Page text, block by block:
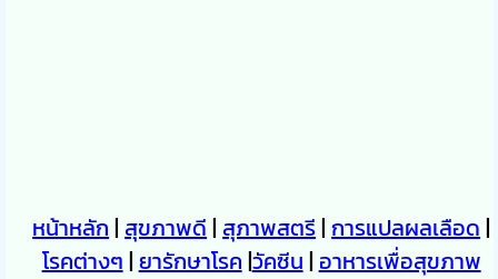
หน้าหลัก | สุขภาพดี | สุภาพสตรี|การแปลผลเลือด |
โรคต่างๆ | ยารักษาโรค |วัคซีน | อาหารเพื่อสุขภาพ